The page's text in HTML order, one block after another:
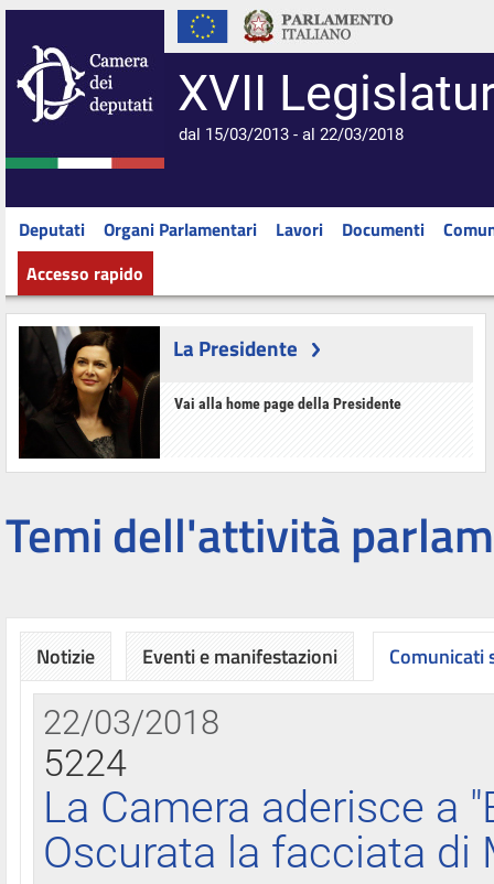
XVII
dal 15/03/2013 - al 22/03/2018
Deputati Organi Parlamentari Lavori Documenti
Accesso rapido
La Presidente
Vai alla home page della Presidente
Temi dell'attività
Notizie Eventi e manifestazioni Comunicati
22/03/2018
5224
La Camera aderisce a
Oscurata la facciata di